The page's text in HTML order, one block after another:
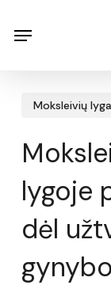
Menu
Moksleivių lyga
lygoje
dėl